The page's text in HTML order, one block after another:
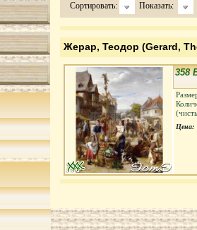
Сортировать: Показать:
Жерар, Теодор (Gerard,
358
Цена: